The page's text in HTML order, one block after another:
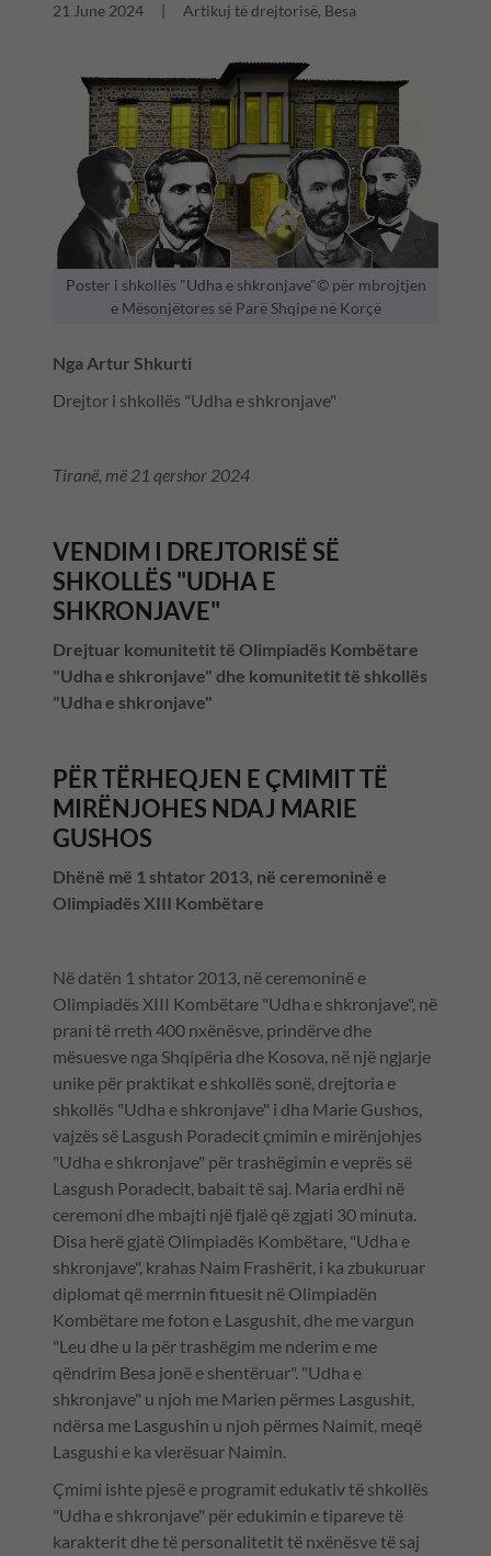
21 June 2024 Artikuj të drejtorisë, Besa
Poster i shkollës "Udha e shkronjave"© për mbrojtjen
e Mësonjëtores së Parë Shqipe në Korçë
Nga Artur Shkurti
Drejtor i shkollës "Udha e shkronjave"
Tiranë, më 21 qershor 2024
VENDIM I DREJTORISË SË
SHKOLLËS "UDHA E
SHKRONJAVE"
Drejtuar komunitetit të Olimpiadës Kombëtare
"Udha e shkronjave" dhe komunitetit të shkollës
"Udha e shkronjave"
PËR TËRHEQJEN E ÇMIMIT TË
MIRËNJOHES NDAJ MARIE
GUSHOS
Dhënë më 1 shtator 2013, në ceremoninë e
Olimpiadës XIII Kombëtare
Në datën 1 shtator 2013, në ceremoninë e
Olimpiadës XIII Kombëtare "Udha e shkronjave", në
prani të rreth 400 nxënësve, prindërve dhe
mësuesve nga Shqipëria dhe Kosova, në një ngjarje
unike për praktikat e shkollës sonë, drejtoria e
shkollës "Udha e shkronjave" i dha Marie Gushos,
vajzës së Lasgush Poradecit çmimin e mirënjohjes
"Udha e shkronjave" për trashëgimin e veprës së
Lasgush Poradecit, babait të saj. Maria erdhi në
ceremoni dhe mbajti një fjalë që zgjati 30 minuta.
Disa herë gjatë Olimpiadës Kombëtare, "Udha e
shkronjave", krahas Naim Frashërit, i ka zbukuruar
diplomat që merrnin fituesit në Olimpiadën
Kombëtare me foton e Lasgushit, dhe me vargun
"Leu dhe u la për trashëgim me nderim e me
qëndrim Besa jonë e shentëruar". "Udha e
shkronjave" u njoh me Marien përmes Lasgushit,
ndërsa me Lasgushin u njoh përmes Naimit, meqë
Lasgushi e ka vlerësuar Naimin.
Çmimi ishte pjesë e programit edukativ të shkollës
"Udha e shkronjave" për edukimin e tipareve të
karakterit dhe të personalitetit të nxënësve të saj